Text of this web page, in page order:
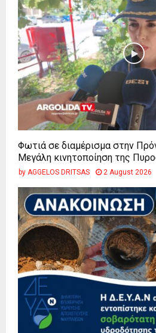
Φωτιά σε διαμέρισμα στην
Μεγάλη κινητοποίηση της
by AGGELOS DRITSAS 2 August 2026